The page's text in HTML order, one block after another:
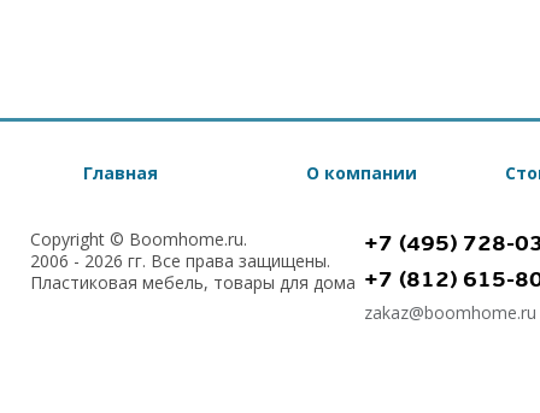
Главная О компании
Copyright © Boomhome.ru.
2006 - 2026 гг. Все права защищены.
Пластиковая мебель, товары для дома
+7 (495) 728-
+7 (812) 615-
zakaz@boomhome.ru